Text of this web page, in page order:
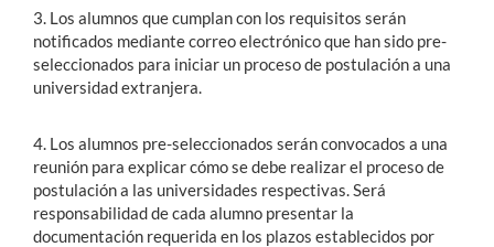
3. Los alumnos que cumplan con los requisitos serán
notificados mediante correo electrónico que han sido pre-
seleccionados para iniciar un proceso de postulación a una
universidad extranjera.
4. Los alumnos pre-seleccionados serán convocados a una
reunión para explicar cómo se debe realizar el proceso de
postulación a las universidades respectivas. Será
responsabilidad de cada alumno presentar la
documentación requerida en los plazos establecidos por